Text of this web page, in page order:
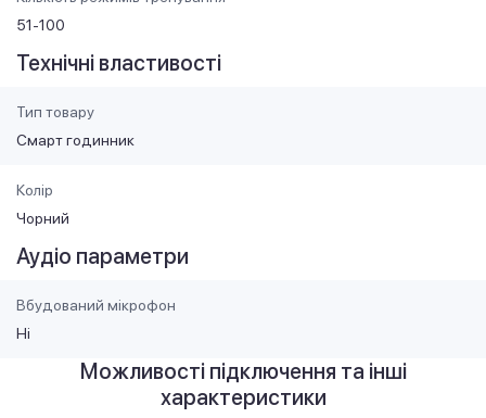
51-100
Технічні властивості
Тип товару
Смарт годинник
Колір
Чорний
Аудіо параметри
Вбудований мікрофон
Ні
Можливості підключення та інші
характеристики